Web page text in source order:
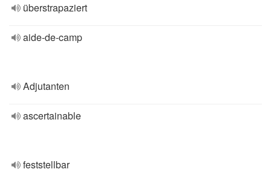
überstrapaziert
aide-de-camp
Adjutanten
ascertainable
feststellbar